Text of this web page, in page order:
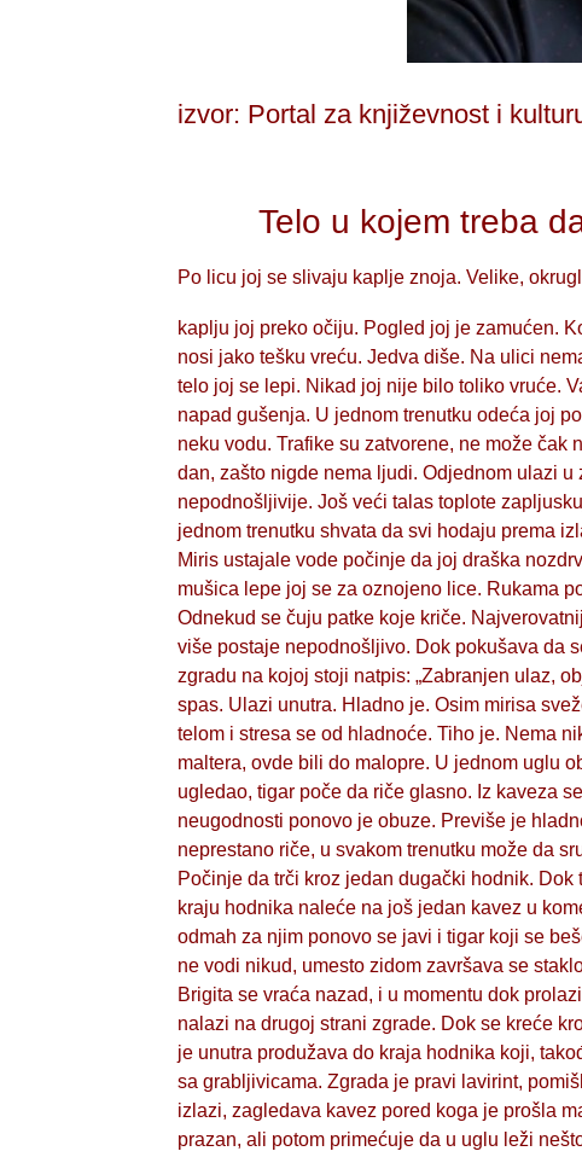
izvor: Portal za književnost i
Telo u kojem treba
Po licu joj se slivaju kaplje znoja. Velike,
kaplju joj preko očiju. Pogled joj je zamućen.
nosi jako tešku vreću. Jedva diše. Na ulici
telo joj se lepi. Nikad joj nije bilo toliko vruće.
napad gušenja. U jednom trenutku odeća joj
neku vodu. Trafike su zatvorene, ne može
dan, zašto nigde nema ljudi. Odjednom ulazi
nepodnošljivije. Još veći talas toplote
jednom trenutku shvata da svi hodaju prema
Miris ustajale vode počinje da joj draška
mušica lepe joj se za oznojeno lice. Rukama
Odnekud se čuju patke koje kriče.
više postaje nepodnošljivo. Dok pokušava da
zgradu na kojoj stoji natpis: „Zabranjen ulaz,
spas. Ulazi unutra. Hladno je. Osim mirisa
telom i stresa se od hladnoće. Tiho je. Nema
maltera, ovde bili do malopre. U jednom uglu
ugledao, tigar poče da riče glasno. Iz kaveza
neugodnosti ponovo je obuze. Previše je
neprestano riče, u svakom trenutku može da
Počinje da trči kroz jedan dugački hodnik.
kraju hodnika naleće na još jedan kavez u
odmah za njim ponovo se javi i tigar koji se
ne vodi nikud, umesto zidom završava se
Brigita se vraća nazad, i u momentu dok
nalazi na drugoj strani zgrade. Dok se kreće
je unutra produžava do kraja hodnika koji,
sa grabljivicama. Zgrada je pravi lavirint,
izlazi, zagledava kavez pored koga je prošla
prazan, ali potom primećuje da u uglu leži